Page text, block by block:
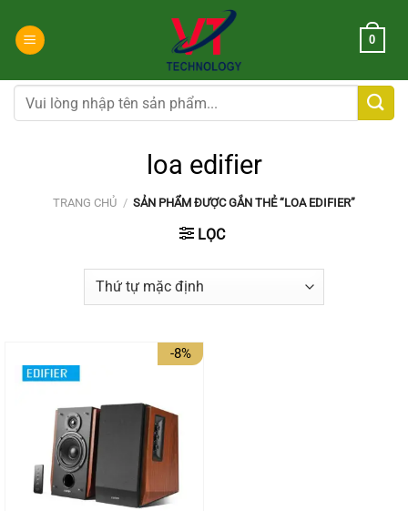
đến
dung
0
Tìm
kiếm:
loa edifier
TRANG CHỦ / SẢN PHẨM ĐƯỢC GẮN THẺ “LOA EDIFIER”
LỌC
-8%